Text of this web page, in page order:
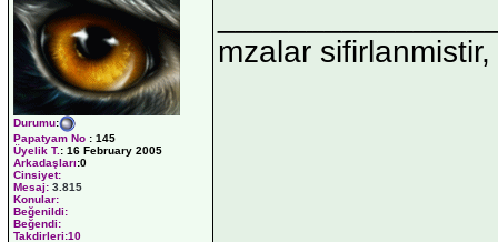
Durumu:
Papatyam No : 145
Üyelik T. : 16 February 2005
Arkadaşları:0
Cinsiyet:
Mesaj: 3.815
Konular:
Beğenildi:
Beğendi:
Takdirleri:10
mzalar